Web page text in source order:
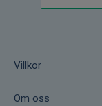
Villkor
Om oss